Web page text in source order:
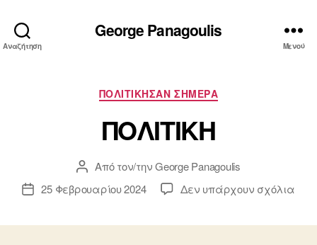
Αναζήτηση
George Panagoulis
Μενού
Κατηγορίες
ΠΟΛΙΤΙΚΗΣΑΝ ΣΗΜΕΡΑ
ΠΟΛΙΤΙΚΗ
Συντάκτης
άρθρου
Από τον/τηνGeorge Panagoulis
Ημ.25 Φεβρουαρίου 2024 Δεν υπάρχουν σχόλιαστο